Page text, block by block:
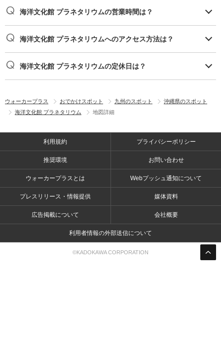
海洋文化館 プラネタリウムの営業時間は？
海洋文化館 プラネタリウムへのアクセス方法は？
海洋文化館 プラネタリウムの定休日は？
ウォーカープラス おでかけスポット 九州のスポット
沖縄県のスポット
海洋文化館 プラネタリウム
地図詳細
利用規約 プライバシーポリシー
推奨環境 お問い合わせ
ウォーカープラスとは Webプッシュ通知について
プレスリリース・情報提供 媒体資料
広告掲載について 会社概要
利用者情報の外部送信について
©KADOKAWA CORPORATION